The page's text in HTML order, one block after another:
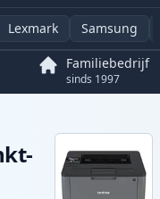
Lexmark Samsung
Familiebedrijf
sinds 1997